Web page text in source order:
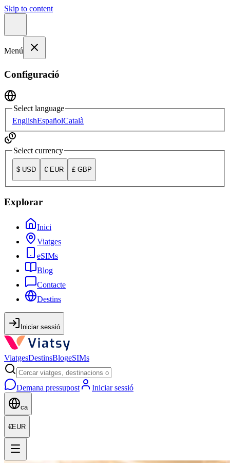
Skip to content
Menú
Configuració
Select language
EnglishEspañolCatalà
Select currency
$ USD € EUR £ GBP
Explorar
Inici
Viatges
eSIMs
Blog
Contacte
Destins
Iniciar sessió
ViatgesDestinsBlogeSIMs
Demana pressupost Iniciar sessió
ca
€EUR